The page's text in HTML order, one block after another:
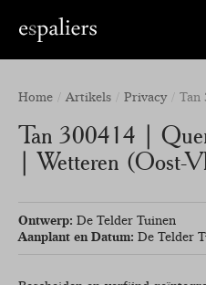
Home Artikels Privacy Tan
Tan 300414 |
| Wetteren (Oost-
Ontwerp: De Telder Tuinen
Aanplant en Datum: De Telder